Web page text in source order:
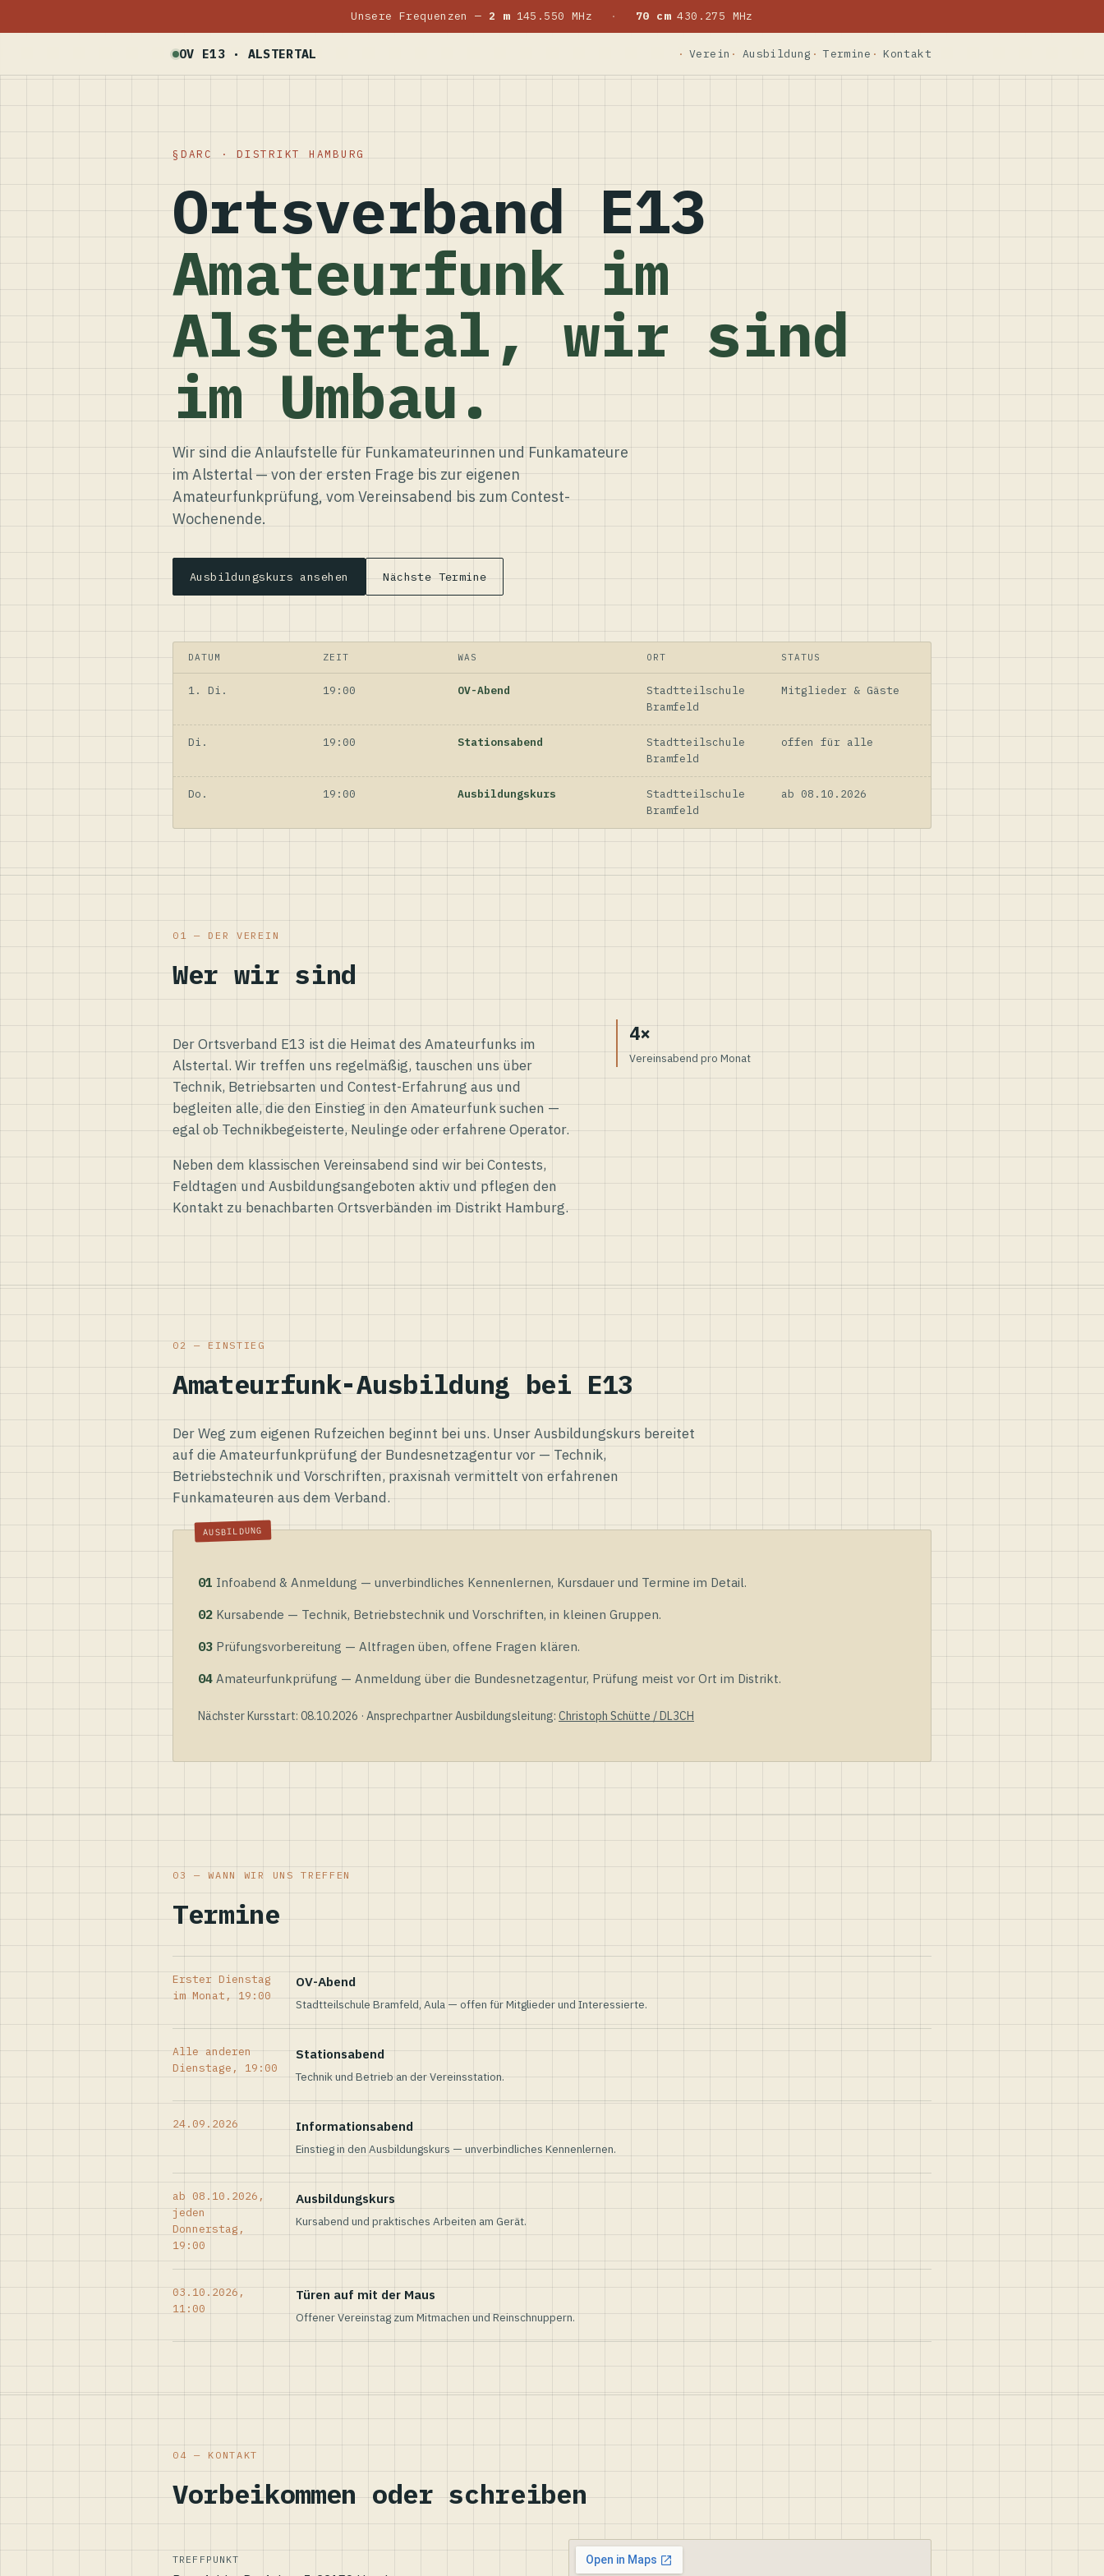
Unsere Frequenzen — 2 m145.550 MHz · 70 cm430.275 MHz
OV E13 · ALSTERTAL Verein Ausbildung Termine Kontakt
DARC · DISTRIKT HAMBURG
Ortsverband E13
Amateurfunk im
Alstertal, wir sind
im Umbau.
Wir sind die Anlaufstelle für Funkamateurinnen und Funkamateure
im Alstertal — von der ersten Frage bis zur eigenen
Amateurfunkprüfung, vom Vereinsabend bis zum Contest-
Wochenende.
Ausbildungskurs ansehen Nächste Termine
DATUM ZEIT WAS ORT STATUS
1. Di. 19:00 OV-Abend
Stadtteilschule
Bramfeld
Mitglieder & Gäste
Di. 19:00 Stationsabend
Stadtteilschule
Bramfeld
offen für alle
Do. 19:00 Ausbildungskurs
Stadtteilschule
Bramfeld
ab 08.10.2026
01 — DER VEREIN
Wer wir sind
Der Ortsverband E13 ist die Heimat des Amateurfunks im
Alstertal. Wir treffen uns regelmäßig, tauschen uns über
Technik, Betriebsarten und Contest-Erfahrung aus und
begleiten alle, die den Einstieg in den Amateurfunk suchen —
egal ob Technikbegeisterte, Neulinge oder erfahrene Operator.
Neben dem klassischen Vereinsabend sind wir bei Contests,
Feldtagen und Ausbildungsangeboten aktiv und pflegen den
Kontakt zu benachbarten Ortsverbänden im Distrikt Hamburg.
4×
Vereinsabend pro Monat
02 — EINSTIEG
Amateurfunk-Ausbildung bei E13
Der Weg zum eigenen Rufzeichen beginnt bei uns. Unser Ausbildungskurs bereitet
auf die Amateurfunkprüfung der Bundesnetzagentur vor — Technik,
Betriebstechnik und Vorschriften, praxisnah vermittelt von erfahrenen
Funkamateuren aus dem Verband.
01 Infoabend & Anmeldung — unverbindliches Kennenlernen, Kursdauer und Termine im Detail.
02 Kursabende — Technik, Betriebstechnik und Vorschriften, in kleinen Gruppen.
03 Prüfungsvorbereitung — Altfragen üben, offene Fragen klären.
04 Amateurfunkprüfung — Anmeldung über die Bundesnetzagentur, Prüfung meist vor Ort im Distrikt.
Nächster Kursstart: 08.10.2026 · Ansprechpartner Ausbildungsleitung: Christoph Schütte / DL3CH
03 — WANN WIR UNS TREFFEN
Termine
Erster Dienstag
im Monat, 19:00
OV-Abend
Stadtteilschule Bramfeld, Aula — offen für Mitglieder und Interessierte.
Alle anderen
Dienstage, 19:00
Stationsabend
Technik und Betrieb an der Vereinsstation.
24.09.2026 Informationsabend
Einstieg in den Ausbildungskurs — unverbindliches Kennenlernen.
ab 08.10.2026,
jeden
Donnerstag,
19:00
Ausbildungskurs
Kursabend und praktisches Arbeiten am Gerät.
03.10.2026,
11:00
Türen auf mit der Maus
Offener Vereinstag zum Mitmachen und Reinschnuppern.
04 — KONTAKT
Vorbeikommen oder schreiben
TREFFPUNKT